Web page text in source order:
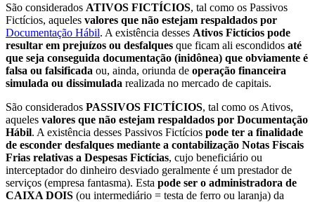
São considerados ATIVOS FICTÍCIOS, tal como os Passivos
Fictícios, aqueles valores que não estejam respaldados por
Documentação Hábil. A existência desses Ativos Fictícios pode
resultar em prejuízos ou desfalques que ficam ali escondidos até
que seja conseguida documentação (inidônea) que obviamente é
falsa ou falsificada ou, ainda, oriunda de operação financeira
simulada ou dissimulada realizada no mercado de capitais.
São considerados PASSIVOS FICTÍCIOS, tal como os Ativos,
aqueles valores que não estejam respaldados por Documentação
Hábil. A existência desses Passivos Fictícios pode ter a finalidade
de esconder desfalques mediante a contabilização Notas Fiscais
Frias relativas a Despesas Fictícias, cujo beneficiário ou
interceptador do dinheiro desviado geralmente é um prestador de
serviços (empresa fantasma). Esta pode ser o administradora de
CAIXA DOIS (ou intermediário = testa de ferro ou laranja) da